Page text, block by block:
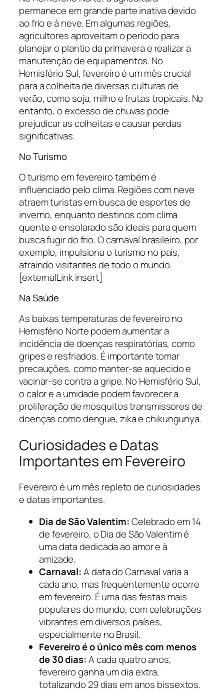
permanece em grande parte inativa devido
ao frio e à neve. Em algumas regiões,
agricultores aproveitam o período para
planejar o plantio da primavera e realizar a
manutenção de equipamentos. No
Hemisfério Sul, fevereiro é um mês crucial
para a colheita de diversas culturas de
verão, como soja, milho e frutas tropicais. No
entanto, o excesso de chuvas pode
prejudicar as colheitas e causar perdas
significativas.
No Turismo
O turismo em fevereiro também é
influenciado pelo clima. Regiões com neve
atraem turistas em busca de esportes de
inverno, enquanto destinos com clima
quente e ensolarado são ideais para quem
busca fugir do frio. O carnaval brasileiro, por
exemplo, impulsiona o turismo no país,
atraindo visitantes de todo o mundo.
[externalLink insert]
Na Saúde
As baixas temperaturas de fevereiro no
Hemisfério Norte podem aumentar a
incidência de doenças respiratórias, como
gripes e resfriados. É importante tomar
precauções, como manter-se aquecido e
vacinar-se contra a gripe. No Hemisfério Sul,
o calor e a umidade podem favorecer a
proliferação de mosquitos transmissores de
doenças como dengue, zika e chikungunya.
Curiosidades e Datas
Importantes em Fevereiro
Fevereiro é um mês repleto de curiosidades
e datas importantes.
Dia de São Valentim:Celebrado em 14
de fevereiro, o Dia de São Valentim é
uma data dedicada ao amor e à
amizade.
Carnaval:A data do Carnaval varia a
cada ano, mas frequentemente ocorre
em fevereiro. É uma das festas mais
populares do mundo, com celebrações
vibrantes em diversos países,
especialmente no Brasil.
Fevereiro é o único mês com menos
de 30 dias:A cada quatro anos,
fevereiro ganha um dia extra,
totalizando 29 dias em anos bissextos.